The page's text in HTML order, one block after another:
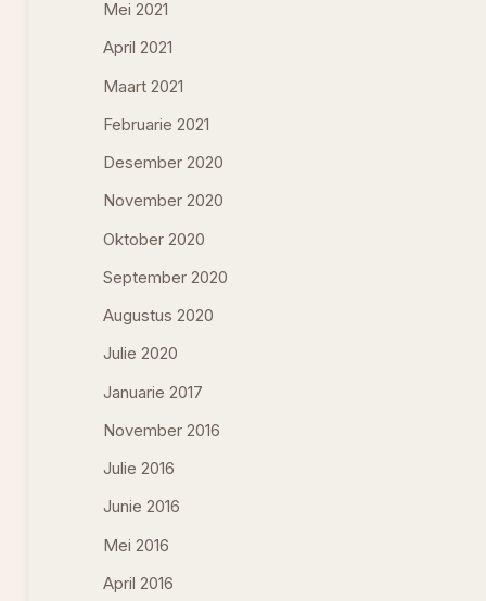
Mei 2021
April 2021
Maart 2021
Februarie 2021
Desember 2020
November 2020
Oktober 2020
September 2020
Augustus 2020
Julie 2020
Januarie 2017
November 2016
Julie 2016
Junie 2016
Mei 2016
April 2016